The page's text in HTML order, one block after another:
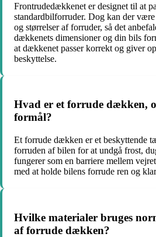
Frontrudedækkenet er designet til at
standardbilforruder. Dog kan der
og størrelser af forruder, så det
dækkenets dimensioner og din bils
at dækkenet passer korrekt og giver
beskyttelse.
Hvad er et forrude dækken,
formål?
Et forrude dækken er et beskyttende
forruden af bilen for at undgå frost,
fungerer som en barriere mellem
med at holde bilens forrude ren og
Hvilke materialer bruges
af forrude dækken?